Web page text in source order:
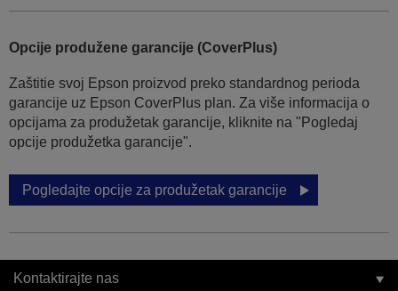
Opcije produžene garancije (CoverPlus)
Zaštitie svoj Epson proizvod preko standardnog perioda
garancije uz Epson CoverPlus plan. Za više informacija o
opcijama za produžetak garancije, kliknite na "Pogledaj
opcije produžetka garancije".
Pogledajte opcije za produžetak garancije
Kontaktirajte nas